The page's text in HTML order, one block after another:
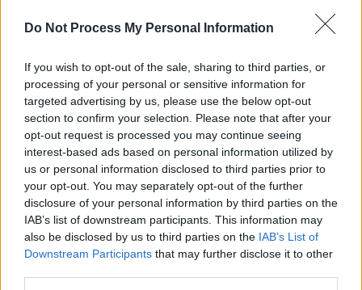
Do Not Process My Personal Information
If you wish to opt-out of the sale, sharing to third parties, or
processing of your personal or sensitive information for
targeted advertising by us, please use the below opt-out
section to confirm your selection. Please note that after your
opt-out request is processed you may continue seeing
interest-based ads based on personal information utilized by
us or personal information disclosed to third parties prior to
your opt-out. You may separately opt-out of the further
disclosure of your personal information by third parties on the
IAB’s list of downstream participants. This information may
also be disclosed by us to third parties on the IAB’s List of
Downstream Participants that may further disclose it to other
ακίνητα (Eurokinissi)